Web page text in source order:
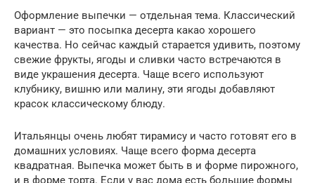
Оформление выпечки — отдельная тема. Классический
вариант — это посыпка десерта какао хорошего
качества. Но сейчас каждый старается удивить, поэтому
свежие фрукты, ягоды и сливки часто встречаются в
виде украшения десерта. Чаще всего используют
клубнику, вишню или малину, эти ягоды добавляют
красок классическому блюду.
Итальянцы очень любят тирамису и часто готовят его в
домашних условиях. Чаще всего форма десерта
квадратная. Выпечка может быть в и форме пирожного,